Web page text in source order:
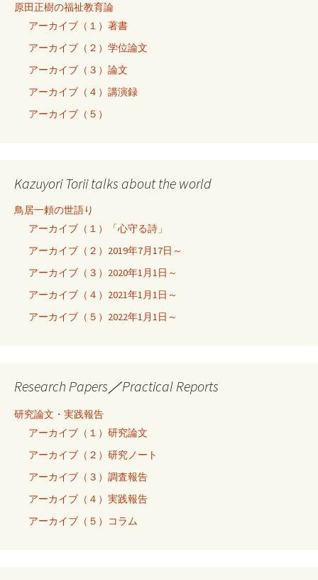
原田正樹の福祉教育論
アーカイブ（１）著書
アーカイブ（２）学位論文
アーカイブ（３）論文
アーカイブ（４）講演録
アーカイブ（５）
Kazuyori Torii talks about the world
鳥居一頼の世語り
アーカイブ（１）「心守る詩」
アーカイブ（２）2019年7月17日～
アーカイブ（３）2020年1月1日～
アーカイブ（４）2021年1月1日～
アーカイブ（５）2022年1月1日～
Research Papers／Practical Reports
研究論文・実践報告
アーカイブ（１）研究論文
アーカイブ（２）研究ノート
アーカイブ（３）調査報告
アーカイブ（４）実践報告
アーカイブ（５）コラム